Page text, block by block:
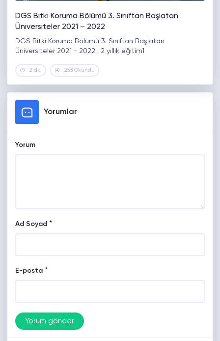
DGS Bitki Koruma Bölümü 3. Sınıftan Başlatan
Üniversiteler 2021 – 2022
DGS Bitki Koruma Bölümü 3. Sınıftan Başlatan
Üniversiteler 2021 - 2022 , 2 yıllık eğitim1
2 dk. 253 Okundu
Yorumlar
Yorum
Ad Soyad *
E-posta *